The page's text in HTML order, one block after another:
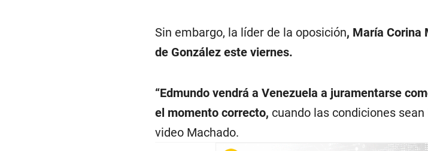
Sin embargo, la líder de la oposición, María Corina
de González este viernes.
“Edmundo vendrá a Venezuela a juramentarse
el momento correcto, cuando las condiciones
video Machado.